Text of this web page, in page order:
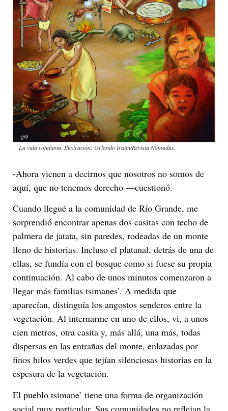
La vida cotidiana. Ilustración: Orlando Iraipi/Revista Nómadas.
-Ahora vienen a decirnos que nosotros no somos de
aquí, que no tenemos derecho —cuestionó.
Cuando llegué a la comunidad de Río Grande, me
sorprendió encontrar apenas dos casitas con techo de
palmera de jatata, sin paredes, rodeadas de un monte
lleno de historias. Incluso el platanal, detrás de una de
ellas, se fundía con el bosque como si fuese su propia
continuación. Al cabo de unos minutos comenzaron a
llegar más familias tsimanes’. A medida que
aparecían, distinguía los angostos senderos entre la
vegetación. Al internarme en uno de ellos, vi, a unos
cien metros, otra casita y, más allá, una más, todas
dispersas en las entrañas del monte, enlazadas por
finos hilos verdes que tejían silenciosas historias en la
espesura de la vegetación.
El pueblo tsimane’ tiene una forma de organización
social muy particular. Sus comunidades no reflejan la